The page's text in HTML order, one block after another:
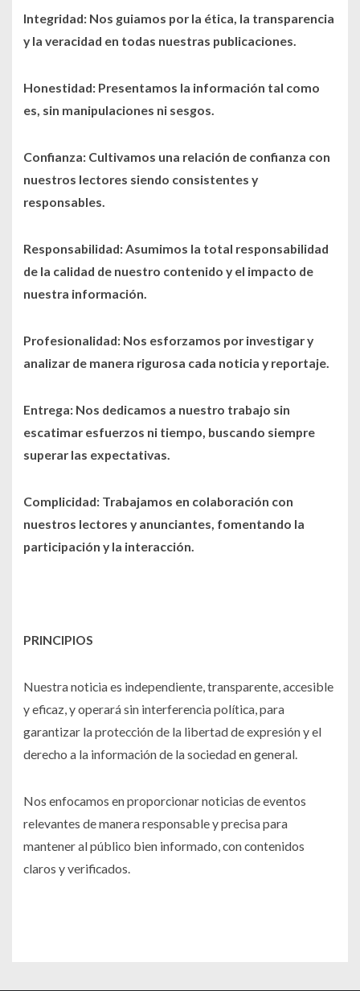
Integridad: Nos guiamos por la ética, la transparencia
y la veracidad en todas nuestras publicaciones.
Honestidad: Presentamos la información tal como
es, sin manipulaciones ni sesgos.
Confianza: Cultivamos una relación de confianza con
nuestros lectores siendo consistentes y
responsables.
Responsabilidad: Asumimos la total responsabilidad
de la calidad de nuestro contenido y el impacto de
nuestra información.
Profesionalidad: Nos esforzamos por investigar y
analizar de manera rigurosa cada noticia y reportaje.
Entrega: Nos dedicamos a nuestro trabajo sin
escatimar esfuerzos ni tiempo, buscando siempre
superar las expectativas.
Complicidad: Trabajamos en colaboración con
nuestros lectores y anunciantes, fomentando la
participación y la interacción.
PRINCIPIOS
Nuestra noticia es independiente, transparente, accesible
y eficaz, y operará sin interferencia política, para
garantizar la protección de la libertad de expresión y el
derecho a la información de la sociedad en general.
Nos enfocamos en proporcionar noticias de eventos
relevantes de manera responsable y precisa para
mantener al público bien informado, con contenidos
claros y verificados.